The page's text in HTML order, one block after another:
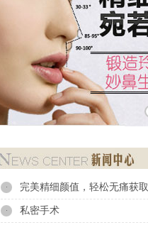
· 完美精细颜值，轻松无痛获取
· 私密手术